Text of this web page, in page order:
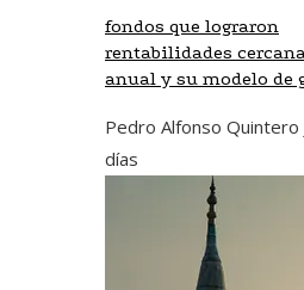
fondos que lograron
rentabilidades
anual y su modelo de
Pedro Alfonso Quintero
días